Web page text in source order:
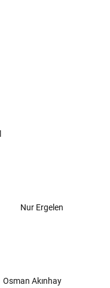
Nur Ergelen
Osman Akınhay